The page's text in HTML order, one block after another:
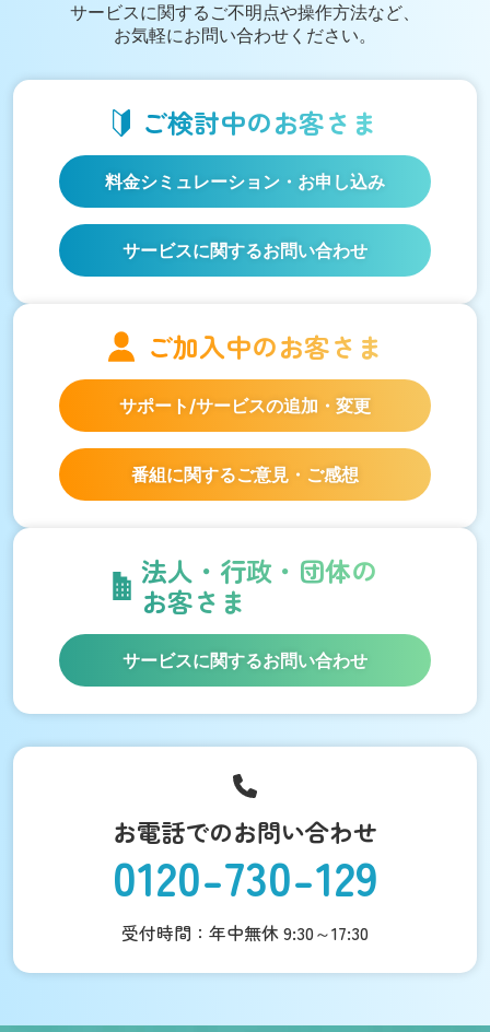
サービスに関する ご不明点や操作方法など、
お気軽にお問い合わせください。
ご検討中のお客さま
料金シミュレーション ・お申し込み
サービスに関するお問い合わせ
ご加入中のお客さま
サポート/サービスの追加・変更
番組に関するご意見・ご感想
法人・行政・団体の
お客さま
サービスに関するお問い合わせ
お電話でのお問い合わせ
0120-730-129
受付時間：年中無休 9:30～17:30